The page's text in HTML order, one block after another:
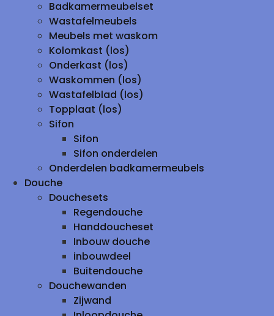
Badkamermeubelset
Wastafelmeubels
Meubels met waskom
Kolomkast (los)
Onderkast (los)
Waskommen (los)
Wastafelblad (los)
Topplaat (los)
Sifon
Sifon
Sifon onderdelen
Onderdelen badkamermeubels
Douche
Douchesets
Regendouche
Handdoucheset
Inbouw douche
inbouwdeel
Buitendouche
Douchewanden
Zijwand